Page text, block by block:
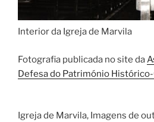
Interior da Igreja de Marvila
Fotografia publicada no site da
Defesa do Património
​Igreja de Marvila, Imagens de